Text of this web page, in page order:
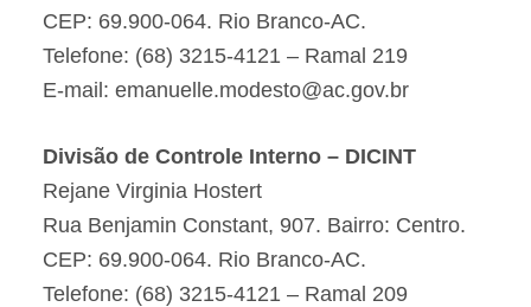
CEP: 69.900-064. Rio Branco-AC.
Telefone: (68) 3215-4121 – Ramal 219
E-mail: emanuelle.modesto@ac.gov.br
Divisão de Controle Interno – DICINT
Rejane Virginia Hostert
Rua Benjamin Constant, 907. Bairro: Centro.
CEP: 69.900-064. Rio Branco-AC.
Telefone: (68) 3215-4121 – Ramal 209